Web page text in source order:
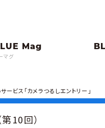
マグ
ービス「カメラつるしエントリー」
10回）